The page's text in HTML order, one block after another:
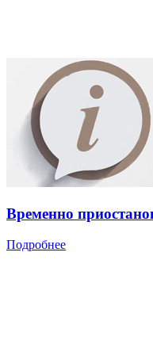
Временно
Подробнее